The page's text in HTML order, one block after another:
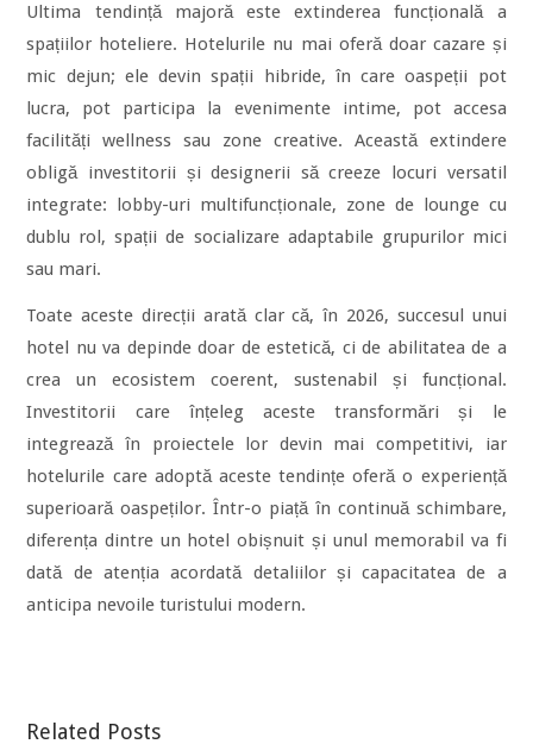
Ultima tendință majoră este extinderea funcțională a
spațiilor hoteliere. Hotelurile nu mai oferă doar cazare și
mic dejun; ele devin spații hibride, în care oaspeții pot
lucra, pot participa la evenimente intime, pot accesa
facilități wellness sau zone creative. Această extindere
obligă investitorii și designerii să creeze locuri versatil
integrate: lobby-uri multifuncționale, zone de lounge cu
dublu rol, spații de socializare adaptabile grupurilor mici
sau mari.
Toate aceste direcții arată clar că, în 2026, succesul unui
hotel nu va depinde doar de estetică, ci de abilitatea de a
crea un ecosistem coerent, sustenabil și funcțional.
Investitorii care înțeleg aceste transformări și le
integrează în proiectele lor devin mai competitivi, iar
hotelurile care adoptă aceste tendințe oferă o experiență
superioară oaspeților. Într-o piață în continuă schimbare,
diferența dintre un hotel obișnuit și unul memorabil va fi
dată de atenția acordată detaliilor și capacitatea de a
anticipa nevoile turistului modern.
Related Posts